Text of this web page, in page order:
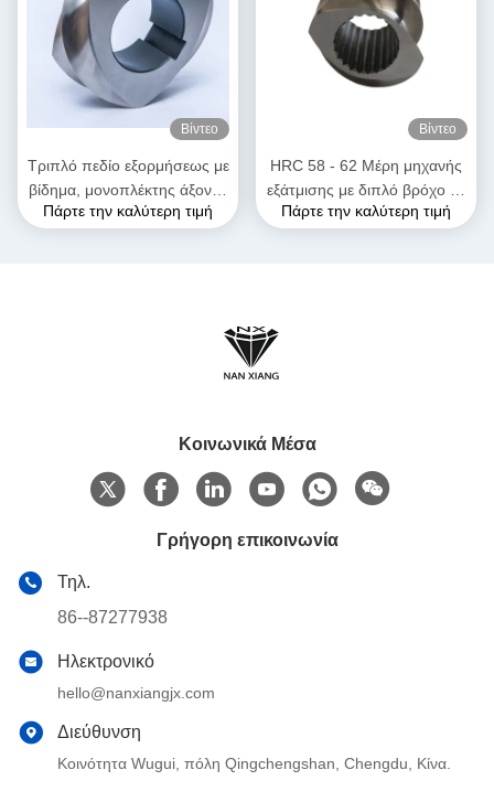
Βίντεο
Τριπλό πεδίο εξορμήσεως με
βίδημα, μονοπλέκτης άξονας
για την ανασύνθεση
Πάρτε την καλύτερη τιμή
Βίντεο
HRC 58 - 62 Μέρη μηχανής
εξάτμισης με διπλό βρόχο με
στοιχεία εξάτμισης για
Πάρτε την καλύτερη τιμή
Κοινωνικά Μέσα
Γρήγορη επικοινωνία
Τηλ.
86--87277938
Ηλεκτρονικό
hello@nanxiangjx.com
Διεύθυνση
Κοινότητα Wugui, πόλη Qingchengshan, Chengdu, Κίνα.